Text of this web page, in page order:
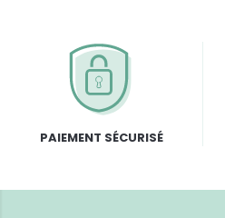
PAIEMENT SÉCURISÉ